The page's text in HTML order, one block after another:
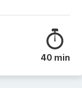
40 min